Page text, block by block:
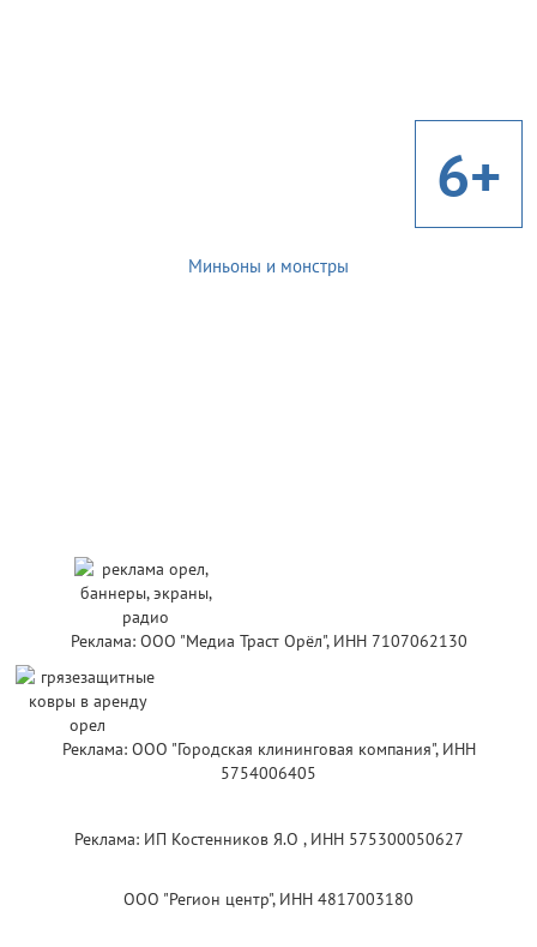
6+
Миньоны и монстры
Реклама: ООО "Медиа Траст Орёл", ИНН 7107062130
Реклама: ООО "Городская клининговая компания", ИНН
5754006405
Реклама: ИП Костенников Я.О , ИНН 575300050627
ООО "Регион центр", ИНН 4817003180